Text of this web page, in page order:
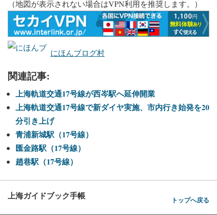
（地図が表示されない場合はVPN利用を推奨します。）
にほんブログ村
関連記事:
上海軌道交通17号線が西岑駅へ延伸開業
上海軌道交通17号線で新ダイヤ実施、市内行き始発を20
分引き上げ
青浦新城駅（17号線）
匯金路駅（17号線）
趙巷駅（17号線）
上海ガイドブック手帳 トップへ戻る